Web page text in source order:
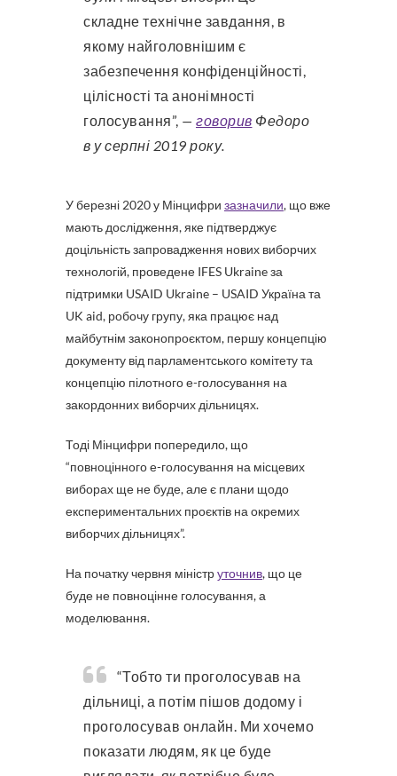
складне технічне завдання, в
якому найголовнішим є
забезпечення конфіденційності,
цілісності та анонімності
голосування”, — говорив Федоро
в у серпні 2019 року.
У березні 2020 у Мінцифри зазначили, що вже
мають дослідження, яке підтверджує
доцільність запровадження нових виборчих
технологій, проведене IFES Ukraine за
підтримки USAID Ukraine – USAID Україна та
UK aid, робочу групу, яка працює над
майбутнім законопроєктом, першу концепцію
документу від парламентського комітету та
концепцію пілотного е-голосування на
закордонних виборчих дільницях.
Тоді Мінцифри попередило, що
“повноцінного е-голосування на місцевих
виборах ще не буде, але є плани щодо
експериментальних проєктів на окремих
виборчих дільницях”.
На початку червня мініструточнив, що це
буде не повноцінне голосування, а
моделювання.
“Тобто ти проголосував на
дільниці, а потім пішов додому і
проголосував онлайн. Ми хочемо
показати людям, як це буде